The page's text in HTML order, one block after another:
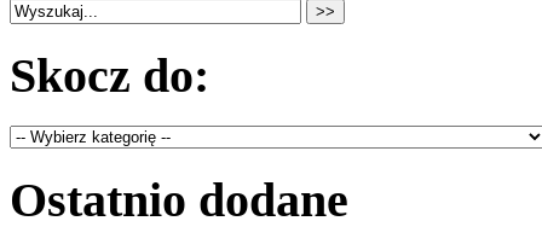
Skocz do:
Ostatnio dodane